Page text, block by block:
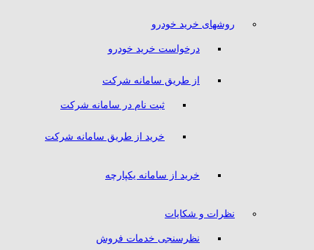
روشهای خرید خودرو
درخواست خرید خودرو
از طریق سامانه شرکت
ثبت نام در سامانه شرکت
خرید از طریق سامانه شرکت
خرید از سامانه یکپارچه
نظرات و شکایات
نظرسنجی خدمات فروش